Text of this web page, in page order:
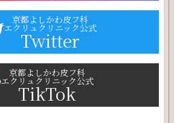
京都よしかわ皮フ科
エクリュクリニック公式
Twitter
京都よしかわ皮フ科
エクリュクリニック公式
TikTok